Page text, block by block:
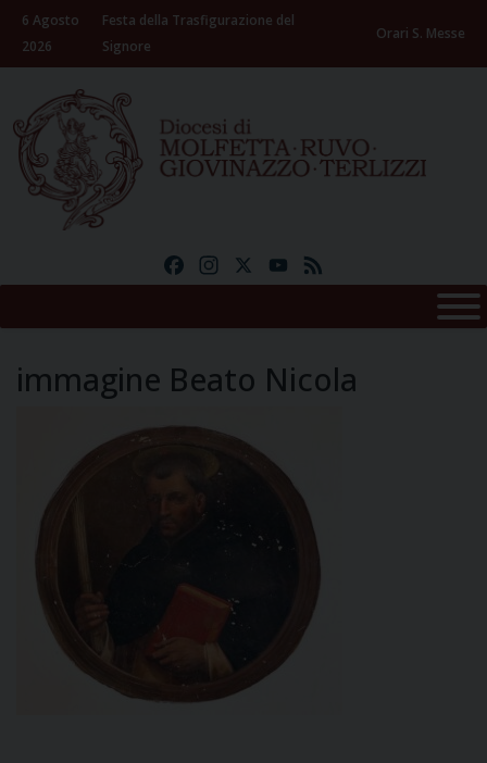
Skip
content
6 Agosto
2026
Festa della Trasfigurazione del
Signore
Orari S. Messe
FacebookInstagramYouTube
immagine Beato Nicola